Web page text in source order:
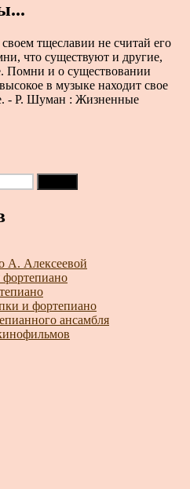
тщеславии не считай его
что существуют и другие,
Помни и о существовании
в музыке находит свое
- Р. Шуман : Жизненные
А. Алексеевой
и фортепиано
ансамбля